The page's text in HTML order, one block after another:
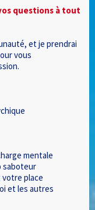
questions à tout
et je prendrai
vous
mentale
saboteur
place
et les autres